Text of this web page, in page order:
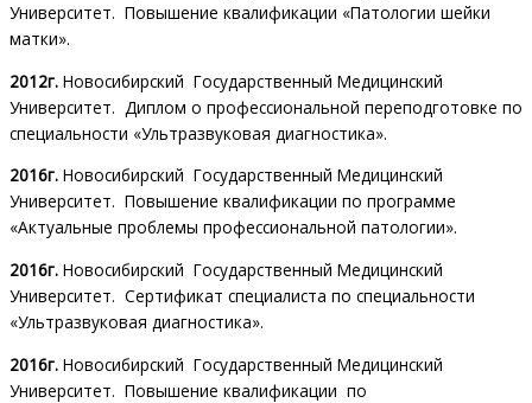
Университет. Повышение квалификации «Патологии шейки
матки».
2012г. Новосибирский Государственный Медицинский
Университет. Диплом о профессиональной переподготовке по
специальности «Ультразвуковая диагностика».
2016г. Новосибирский Государственный Медицинский
Университет. Повышение квалификации по программе
«Актуальные проблемы профессиональной патологии».
2016г. Новосибирский Государственный Медицинский
Университет. Сертификат специалиста по специальности
«Ультразвуковая диагностика».
2016г. Новосибирский Государственный Медицинский
Университет. Повышение квалификации по